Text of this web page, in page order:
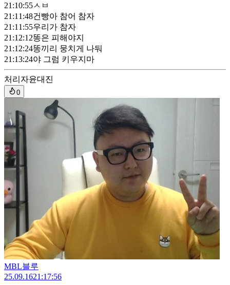
21:10:55ㅅㅂ
21:11:48건빵아 참어 참자
21:11:55우리가 참자
21:12:12똥은 피해야지
21:12:24똥끼리 뭉치게 나둬
21:13:24야 그럼 키우지마
처리자윤대진
0
MBL블루
25.09.1621:17:56